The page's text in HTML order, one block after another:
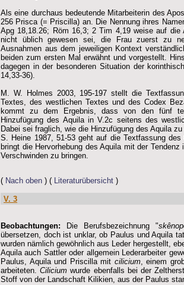
Als eine durchaus bedeutende Mitarbeiterin des
256 Prisca (= Priscilla) an. Die Nennung ihres
Apg 18,18.26; Röm 16,3; 2 Tim 4,19 weise auf die
nicht üblich gewesen sei, die Frau zuerst zu
Ausnahmen aus dem jeweiligen Kontext
beiden zum ersten Mal erwähnt und vorgestellt.
dagegen in der besonderen Situation der
14,33-36).
M. W. Holmes 2003, 195-197 stellt die
Textes, des westlichen Textes und des Codex
kommt zu dem Ergebnis, dass von den fünf
Hinzufügung des Aquila in V.2c seitens des
Dabei sei fraglich, wie die Hinzufügung des Aquila zu
S. Heine 1987, 51-53 geht auf die Textfassung
bringt die Hervorhebung des Aquila mit der
Verschwinden zu bringen.
( Nach oben ) ( Literaturübersicht )
V. 3
Beobachtungen: Die Berufsbezeichnung "
übersetzen, doch ist unklar, ob Paulus und Aquila
wurden nämlich gewöhnlich aus Leder hergestellt,
Aquila auch Sattler oder allgemein Lederarbeiter
Paulus, Aquila und Priscilla mit cilicium, einem
arbeiteten.Ciliciumwurde ebenfalls bei der
Stoff von der Landschaft Kilikien, aus der Paulus